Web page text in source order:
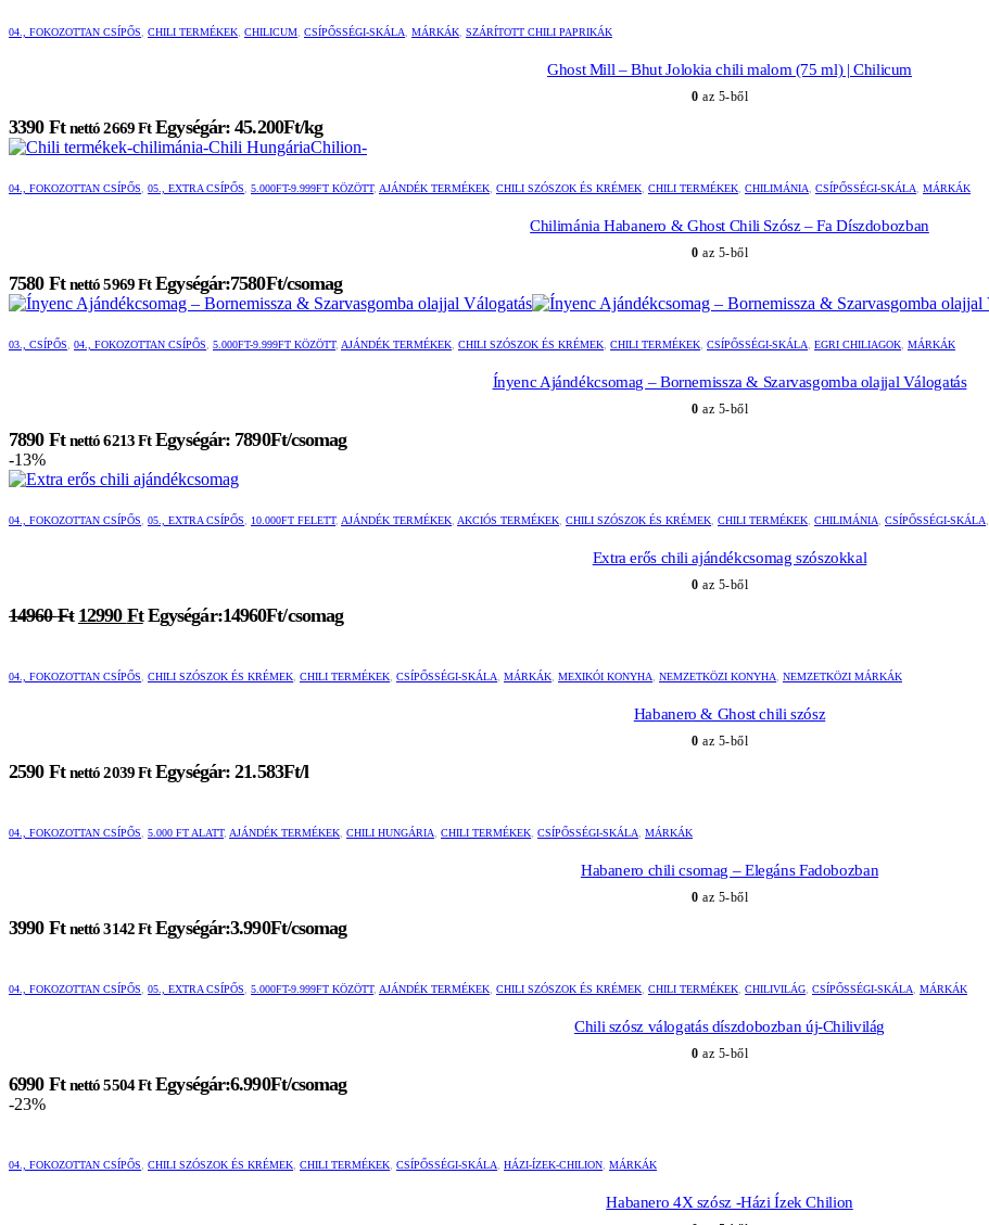
04., FOKOZOTTAN CSÍPŐS, CHILI TERMÉKEK, CHILICUM, CSÍPŐSSÉGI-SKÁLA, MÁRKÁK, SZÁRÍTOTT CHILI PAPRIKÁK
Ghost Mill – Bhut Jolokia chili malom (75 ml) | Chilicum
0 az 5-ből
3390 Ft nettó2669Ft Egységár: 45.200Ft/kg
04., FOKOZOTTAN CSÍPŐS, 05., EXTRA CSÍPŐS, 5.000FT-9.999FT KÖZÖTT, AJÁNDÉK TERMÉKEK, CHILI SZÓSZOK ÉS KRÉMEK, CHILI TERMÉKEK, CHILIMÁNIA, CSÍPŐSSÉGI-SKÁLA, MÁRKÁK
Chilimánia Habanero & Ghost Chili Szósz – Fa Díszdobozban
0 az 5-ből
7580 Ft nettó5969Ft Egységár:7580Ft/csomag
03., CSÍPŐS, 04., FOKOZOTTAN CSÍPŐS, 5.000FT-9.999FT KÖZÖTT, AJÁNDÉK TERMÉKEK, CHILI SZÓSZOK ÉS KRÉMEK, CHILI TERMÉKEK, CSÍPŐSSÉGI-SKÁLA, EGRI CHILIAGOK, MÁRKÁK
Ínyenc Ajándékcsomag – Bornemissza & Szarvasgomba olajjal Válogatás
0 az 5-ből
7890 Ft nettó6213Ft Egységár: 7890Ft/csomag
-13%
a
A
termékoldalon
a
A
termékoldalon
04., FOKOZOTTAN CSÍPŐS, 05., EXTRA CSÍPŐS, 10.000FT FELETT, AJÁNDÉK TERMÉKEK, AKCIÓS TERMÉKEK, CHILI SZÓSZOK ÉS KRÉMEK, CHILI TERMÉKEK, CHILIMÁNIA, CSÍPŐSSÉGI-SKÁLA,
Extra erős chili ajándékcsomag szószokkal
0 az 5-ből
14960Ft Original
14960 Ft.
12990 FtCurrent
12990 Ft.
Egységár:14960Ft/csomag
04., FOKOZOTTAN CSÍPŐS, CHILI SZÓSZOK ÉS KRÉMEK, CHILI TERMÉKEK, CSÍPŐSSÉGI-SKÁLA, MÁRKÁK, MEXIKÓI KONYHA, NEMZETKÖZI KONYHA, NEMZETKÖZI MÁRKÁK
Habanero & Ghost chili szósz
0 az 5-ből
2590 Ft nettó2039Ft Egységár: 21.583Ft/l
04., FOKOZOTTAN CSÍPŐS, 5.000 FT ALATT, AJÁNDÉK TERMÉKEK, CHILI HUNGÁRIA, CHILI TERMÉKEK, CSÍPŐSSÉGI-SKÁLA, MÁRKÁK
Habanero chili csomag – Elegáns Fadobozban
0 az 5-ből
3990 Ft nettó3142Ft Egységár:3.990Ft/csomag
04., FOKOZOTTAN CSÍPŐS, 05., EXTRA CSÍPŐS, 5.000FT-9.999FT KÖZÖTT, AJÁNDÉK TERMÉKEK, CHILI SZÓSZOK ÉS KRÉMEK, CHILI TERMÉKEK, CHILIVILÁG, CSÍPŐSSÉGI-SKÁLA, MÁRKÁK
Chili szósz válogatás díszdobozban új-Chilivilág
0 az 5-ből
6990 Ft nettó5504Ft Egységár:6.990Ft/csomag
-23%
a
a
04., FOKOZOTTAN CSÍPŐS, CHILI SZÓSZOK ÉS KRÉMEK, CHILI TERMÉKEK, CSÍPŐSSÉGI-SKÁLA, HÁZI-ÍZEK-CHILION, MÁRKÁK
Habanero 4X szósz -Házi Ízek Chilion